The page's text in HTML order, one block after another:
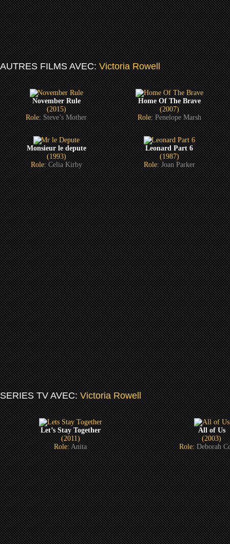
AUTRES FILMS AVEC:Victoria Rowell
November Rule
(2015)
Role:Steve’s Mother
Home Of The Brave
(2007)
Role:Penelope Marsh
Monsieur le depute
(1993)
Role:Celia Kirby
Leonard Part 6
(1987)
Role:Joan Parker
SERIES TV AVEC:Victoria Rowell
Let’s Stay Together
(2011)
Role:Anita
All of Us
(2003)
Role:Deborah